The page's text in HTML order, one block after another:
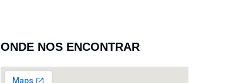
ONDE NOS ENCONTRAR